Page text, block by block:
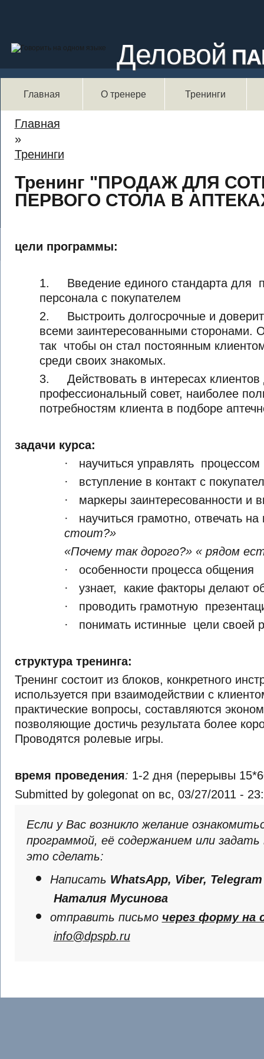
Деловой
Главная О тренере Тренинги
Вы здесь
Главная
»
Тренинги
Тренинг "ПРОДАЖ ДЛЯ
ПЕРВОГО СТОЛА В
цели программы:
1. Введение единого стандарта для
персонала с покупателем
2. Выстроить долгосрочные и
всеми заинтересованными сторонами.
так чтобы он стал постоянным
среди своих знакомых.
3. Действовать в интересах клиентов
профессиональный совет, наиболее
потребностям клиента в подборе
задачи курса:
· научиться управлять процессом
· вступление в контакт с
· маркеры заинтересованности и
· научиться грамотно, отвечать
стоит?»
«Почему так дорого?» « рядом
· особенности процесса общения
· узнает, какие факторы делают
· проводить грамотную
· понимать истинные цели своей
структура тренинга:
Тренинг состоит из блоков, конкретного
используется при взаимодействии с
практические вопросы, составляются
позволяющие достичь результата более
Проводятся ролевые игры.
время проведения: 1-2 дня (перерывы
Submitted by golegonat on вс, 03/27/2011 -
Если у Вас возникло желание
программой, её содержанием или
это сделать:
Написать WhatsApp, Viber, Telegram
Наталия Мусинова
отправить письмо через форму на
info@dpspb.ru